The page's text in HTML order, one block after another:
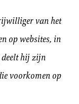
van het
op websites, in
hij zijn
voorkomen op